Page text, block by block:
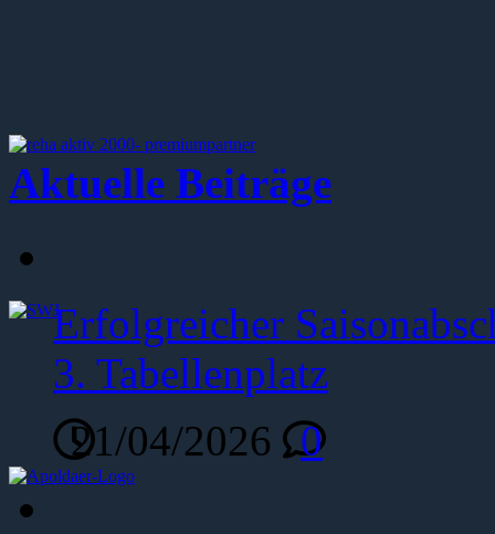
Aktuelle Beiträge
Erfolgreicher
3. Tabellenplatz
21/04/2026
0